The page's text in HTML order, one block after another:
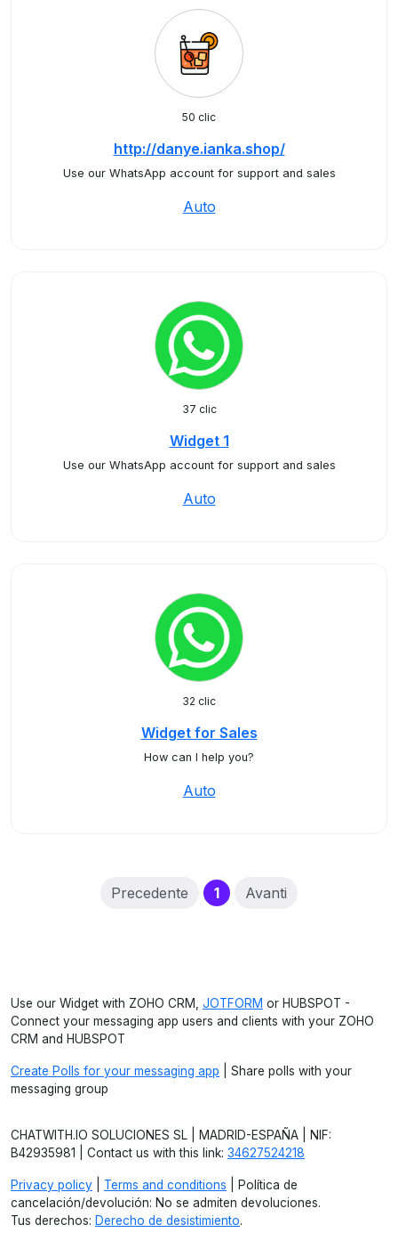
50 clic
http://danye.ianka.shop/
Use our WhatsApp account for support and sales
Auto
37 clic
Widget 1
Use our WhatsApp account for support and sales
Auto
32 clic
Widget for Sales
How can I help you?
Auto
Precedente 1(current)
Avanti
Use our Widget with ZOHO CRM, JOTFORM or HUBSPOT -
Connect your messaging app users and clients with your ZOHO
CRM and HUBSPOT
Create Polls for your messaging app | Share polls with your
messaging group
CHATWITH.IO SOLUCIONES SL | MADRID-ESPAÑA | NIF:
B42935981 | Contact us with this link: 34627524218
Privacy policy Terms and conditions | Política de
cancelación/devolución: No se admiten devoluciones.
Tus derechos: Derecho de desistimiento.